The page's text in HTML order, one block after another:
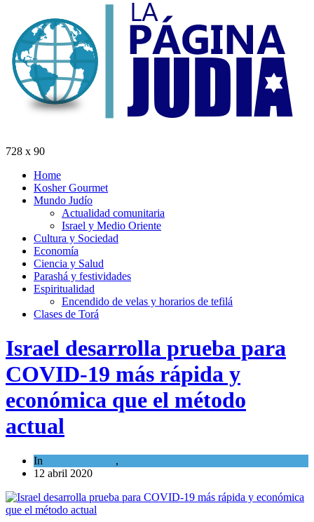
728 x 90
Home
Kosher Gourmet
Mundo Judío
Actualidad comunitaria
Israel y Medio Oriente
Cultura y Sociedad
Economía
Ciencia y Salud
Parashá y festividades
Espiritualidad
Encendido de velas y horarios de tefilá
Clases de Torá
Israel desarrolla prueba para
COVID-19 más rápida y
económica que el método
actual
In ,
12 abril 2020